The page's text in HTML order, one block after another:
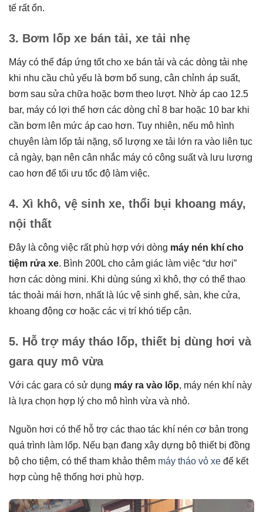
tế rất ổn.
3. Bơm lốp xe bán tải, xe tải nhẹ
Máy có thể đáp ứng tốt cho xe bán tải và các dòng tải nhẹ
khi nhu cầu chủ yếu là bơm bổ sung, cân chỉnh áp suất,
bơm sau sửa chữa hoặc bơm theo lượt. Nhờ áp cao 12.5
bar, máy có lợi thế hơn các dòng chỉ 8 bar hoặc 10 bar khi
cần bơm lên mức áp cao hơn. Tuy nhiên, nếu mô hình
chuyên làm lốp tải nặng, số lượng xe tải lớn ra vào liên tục
cả ngày, bạn nên cân nhắc máy có công suất và lưu lượng
cao hơn để tối ưu tốc độ làm việc.
4. Xì khô, vệ sinh xe, thổi bụi khoang máy,
nội thất
Đây là công việc rất phù hợp với dòng máy nén khí cho
tiệm rửa xe. Bình 200L cho cảm giác làm việc “dư hơi”
hơn các dòng mini. Khi dùng súng xì khô, thợ có thể thao
tác thoải mái hơn, nhất là lúc vệ sinh ghế, sàn, khe cửa,
khoang động cơ hoặc các vị trí khó tiếp cận.
5. Hỗ trợ máy tháo lốp, thiết bị dùng hơi và
gara quy mô vừa
Với các gara có sử dụng máy ra vào lốp, máy nén khí này
là lựa chọn hợp lý cho mô hình vừa và nhỏ.
Nguồn hơi có thể hỗ trợ các thao tác khí nén cơ bản trong
quá trình làm lốp. Nếu bạn đang xây dựng bộ thiết bị đồng
bộ cho tiệm, có thể tham khảo thêm máy tháo vỏ xe để kết
hợp cùng hệ thống hơi phù hợp.